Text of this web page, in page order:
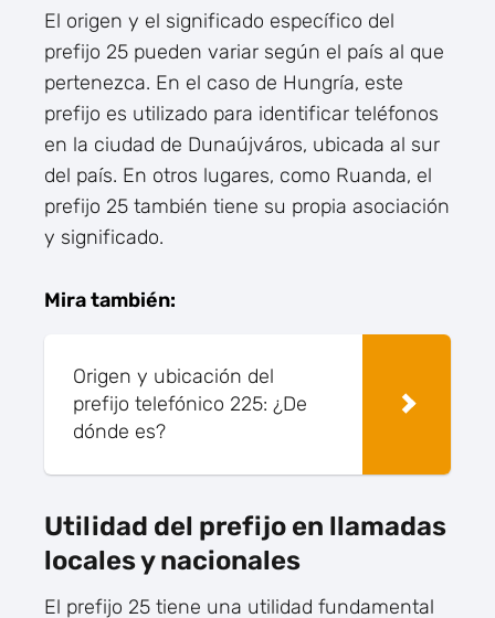
El origen y el significado específico del
prefijo 25 pueden variar según el país al que
pertenezca. En el caso de Hungría, este
prefijo es utilizado para identificar teléfonos
en la ciudad de Dunaújváros, ubicada al sur
del país. En otros lugares, como Ruanda, el
prefijo 25 también tiene su propia asociación
y significado.
Mira también:
Origen y ubicación del
prefijo telefónico 225: ¿De
dónde es?
Utilidad del prefijo en llamadas
locales y nacionales
El prefijo 25 tiene una utilidad fundamental